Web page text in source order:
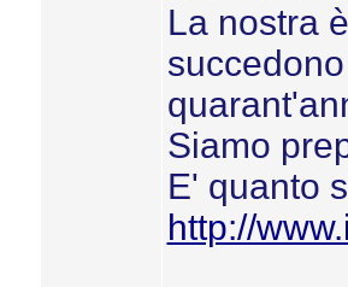
La nostra
Siamo
E' quanto
http://